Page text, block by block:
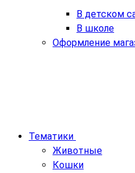
В детском
В школе
Оформление
Тематики
Животные
Кошки